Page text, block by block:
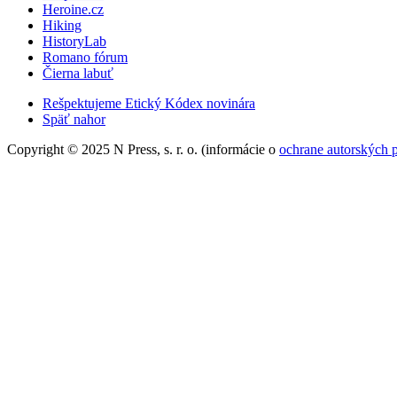
Heroine.cz
Hiking
HistoryLab
Romano fórum
Čierna labuť
Rešpektujeme Etický Kódex novinára
Späť nahor
Copyright © 2025 N Press, s. r. o. (informácie o ochrane autorských